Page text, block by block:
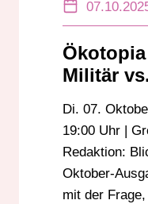
Ökotopia
Militär
Di. 07.
19:00 Uhr |
Redaktion:
Oktober-
mit der